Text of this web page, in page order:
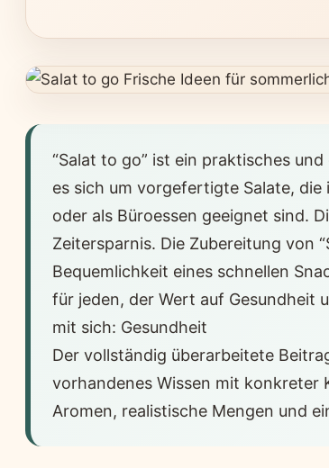
“Salat to go” ist ein praktisches
es sich um vorgefertigte Salate,
oder als Büroessen geeignet sind.
Zeitersparnis. Die Zubereitung von
Bequemlichkeit eines schnellen
für jeden, der Wert auf Gesundheit
mit sich: Gesundheit
Der vollständig überarbeitete
vorhandenes Wissen mit konkreter
Aromen, realistische Mengen und